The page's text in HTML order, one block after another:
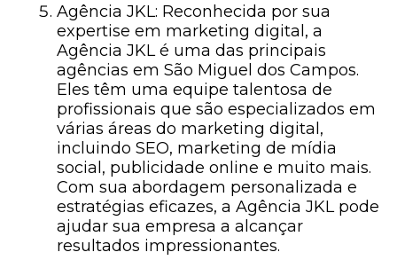
Agência JKL: Reconhecida por sua
expertise em marketing digital, a
Agência JKL é uma das principais
agências em São Miguel dos Campos.
Eles têm uma equipe talentosa de
profissionais que são especializados em
várias áreas do marketing digital,
incluindo SEO, marketing de mídia
social, publicidade online e muito mais.
Com sua abordagem personalizada e
estratégias eficazes, a Agência JKL pode
ajudar sua empresa a alcançar
resultados impressionantes.